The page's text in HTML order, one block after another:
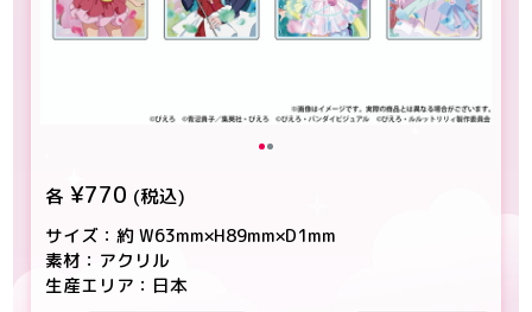
各 ¥770 (税込)
サイズ：約 W63mm×H89mm×D1mm
素材：アクリル
生産エリア：日本